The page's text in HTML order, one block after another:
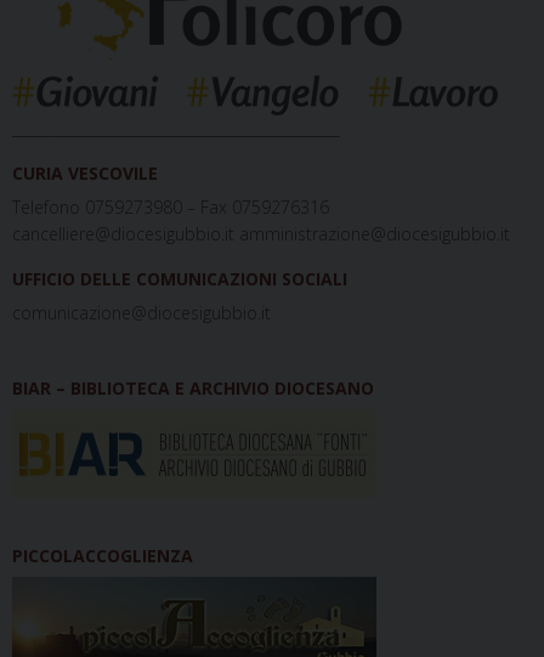
CURIA VESCOVILE
Telefono 0759273980 – Fax 0759276316
cancelliere@diocesigubbio.it amministrazione@diocesigubbio.it
UFFICIO DELLE COMUNICAZIONI SOCIALI
comunicazione@diocesigubbio.it
BIAR – BIBLIOTECA E ARCHIVIO DIOCESANO
PICCOLACCOGLIENZA